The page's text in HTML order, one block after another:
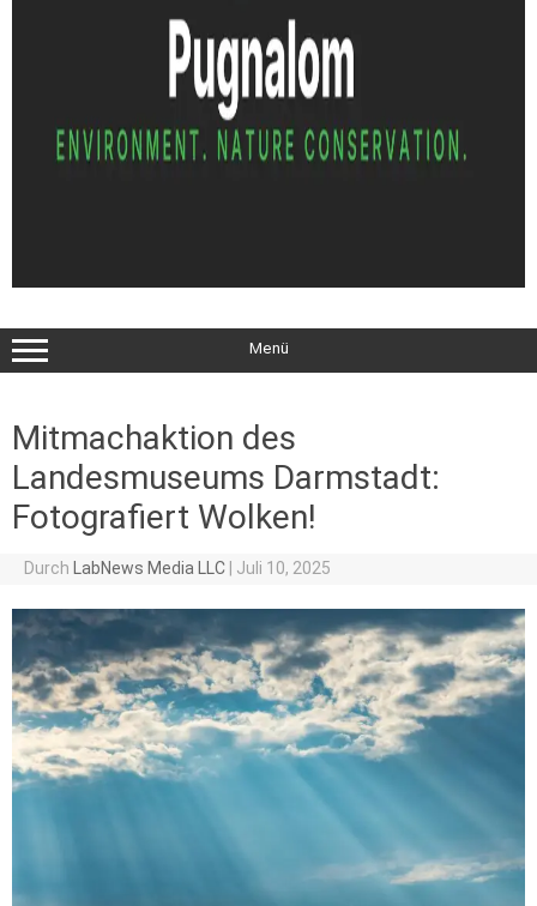
Menü
Mitmachaktion des
Landesmuseums Darmstadt:
Fotografiert Wolken!
Durch LabNews Media LLC Juli 10, 2025